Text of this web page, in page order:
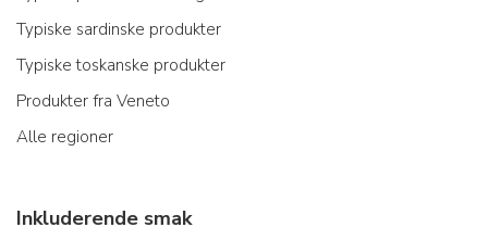
Typiske sardinske produkter
Typiske toskanske produkter
Produkter fra Veneto
Alle regioner
Inkluderende smak